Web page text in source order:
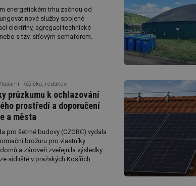
energetickém trhu začnou od
nové služby spojené
elektřiny, agregací technické
s tzv. síťovým semaforem.
Růžička, redakce
průzkumu k ochlazování
prostředí a doporučení
a města
pro šetrné budovy (CZGBC) vydala
brožuru pro vlastníky
a zároveň zveřejnila výsledky
sídliště v pražských Košířích.